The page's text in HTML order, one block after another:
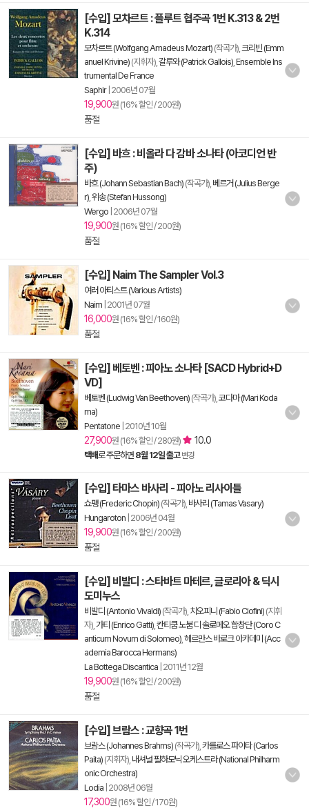
[수입] 모차르트 : 플루트 협주곡 1번 K.313 & 2번
K.314
모차르트 (Wolfgang Amadeus Mozart) (작곡가), 크리빈 (Emm
anuel Krivine) (지휘자), 갈루와 (Patrick Gallois) Ensemble Ins
trumental De France
Saphir| 2006년 07월
19,900원 (16% 할인 / 200원)
품절
[수입] 바흐 : 비올라 다 감바 소나타 (아코디언 반
주)
바흐 (Johann Sebastian Bach) (작곡가), 베르거 (Julius Berge
r) 위송 (Stefan Hussong)
Wergo 2006년 07월
19,900원 (16% 할인 / 200원)
품절
[수입] Naim The Sampler Vol.3
여러 아티스트 (Various Artists)
Naim 2001년 07월
16,000원 (16% 할인 / 160원)
품절
[수입] 베토벤 : 피아노 소나타 [SACD Hybrid+D
VD]
베토벤 (Ludwig Van Beethoven) (작곡가), 코다마 (Mari Koda
ma)
Pentatone 2010년 10월
27,900원 (16% 할인 / 280원) 10.0
택배로 주문하면 8월 12일 출고 변경
[수입] 타마스 바사리 - 피아노 리사이틀
쇼팽 (Frederic Chopin) (작곡가), 바사리 (Tamas Vasary)
Hungaroton 2006년 04월
19,900원 (16% 할인 / 200원)
품절
[수입] 비발디 : 스타바트 마테르, 글로리아 & 딕시
도미누스
비발디 (Antonio Vivaldi) (작곡가), 치오피니 (Fabio Ciofini) (지휘
자), 가티 (Enrico Gatti) 칸티쿰 노붐 디 솔로메오 합창단 (Coro C
anticum Novum di Solomeo) 헤르만스 바로크 아카데미 (Acc
ademia Barocca Hermans)
La Bottega Discantica 2011년 12월
19,900원 (16% 할인 / 200원)
품절
[수입] 브람스 : 교향곡 1번
브람스 (Johannes Brahms) (작곡가), 카를로스 파이타 (Carlos
Paita) (지휘자), 내셔널 필하모닉 오케스트라 (National Philharm
onic Orchestra)
Lodia 2008년 06월
17,300원 (16% 할인 / 170원)